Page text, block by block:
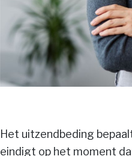
Het uitzendbeding
eindigt op het moment